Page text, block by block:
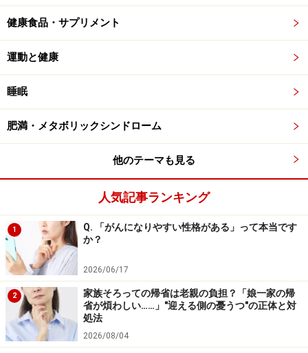
健康食品・サプリメント
運動と健康
睡眠
肥満・メタボリックシンドローム
他のテーマも見る
人気記事ランキング
1
Q. 「がんになりやすい性格がある」って本当です
か？
2026/06/17
2
家族そろっての帰省は老親の負担？「娘一家の帰
省が煩わしい……」"迎える側の憂うつ"の正体と対
処法
2026/08/04